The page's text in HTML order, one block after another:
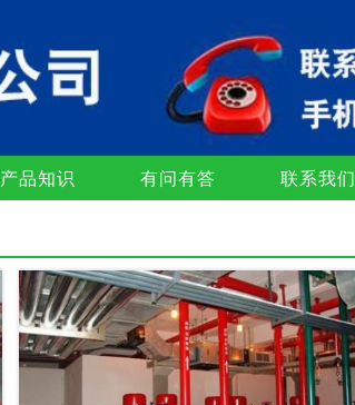
产品知识 有问有答 联系我们